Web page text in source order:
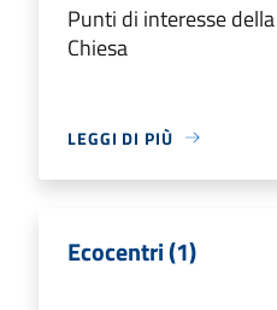
Punti di interesse
Chiesa
LEGGI DI PIÙ
Ecocentri (1)